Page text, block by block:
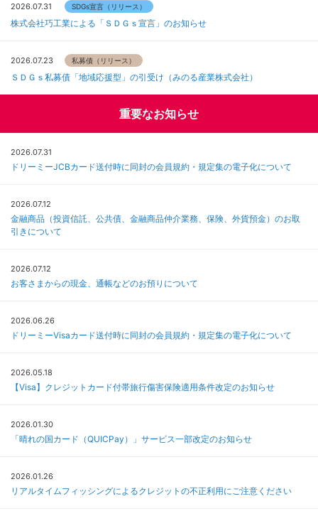
2026.07.31 SDGs宣言（リリース）
株式会社巧工業による「ＳＤＧｓ宣言」のお知らせ
2026.07.23 私募債（リリース）
ＳＤＧｓ私募債「地域応援型」の引受け（みのる産業株式会社）
重要なお知らせ
2026.07.31
ドリーミーJCBカード送付時に同封の会員規約・規定集の電子化について
2026.07.12
金融商品（投資信託、公共債、金融商品仲介業務、保険、外貨預金）のお取
引きについて
2026.07.12
お客さまからの現金、通帳などのお預りについて
2026.06.26
ドリーミーVisaカード送付時に同封の会員規約・規定集の電子化について
2026.05.18
【Visa】クレジットカード付帯旅行傷害保険適用条件改定のお知らせ
2026.01.30
「晴れの国カード（QUICPay）」サービス一部改定のお知らせ
2026.01.26
リアルタイムフィッシングによるクレジットの不正利用にご注意ください